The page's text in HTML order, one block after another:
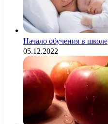
Начало обучения в школе
05.12.2022